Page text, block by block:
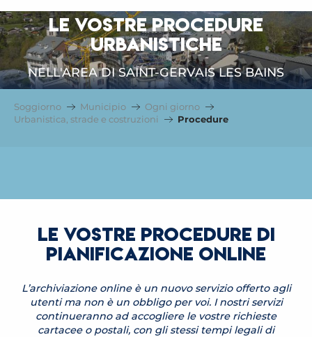
LE VOSTRE PROCEDURE
URBANISTICHE
NELL'AREA DI SAINT-GERVAIS LES BAINS
Soggiorno Municipio
Ogni giorno
Urbanistica, strade e costruzioni
Procedure
LE VOSTRE PROCEDURE DI
PIANIFICAZIONE ONLINE
L’archiviazione online è un nuovo servizio offerto agli
utenti ma non è un obbligo per voi. I nostri servizi
continueranno ad accogliere le vostre richieste
cartacee o postali, con gli stessi tempi legali di